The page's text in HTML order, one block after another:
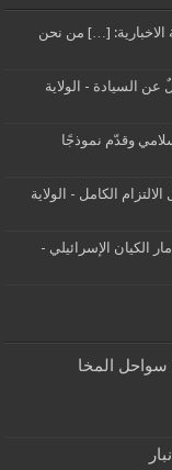
الاخبارية: […] من نحن
السيادة - الولاية
وقدّم نموذجًا
الكامل - الولاية
الكيان الإسرائيلي -
سواحل المخا